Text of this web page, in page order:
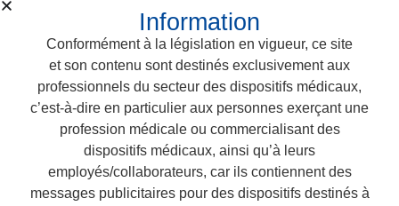
Arkona Laboratorium Farmakologii Stomatologicznej
Nasutów 99 C, 21-025 Niemce
T: +48 887 883 005
E: biuro@arkonadent.com
Information
Conformément à la législation en vigueur, ce site
et son contenu sont destinés exclusivement aux
professionnels du secteur des dispositifs médicaux,
c’est-à-dire en particulier aux personnes exerçant une
profession médicale ou commercialisant des
dispositifs médicaux, ainsi qu’à leurs
employés/collaborateurs, car ils contiennent des
messages publicitaires pour des dispositifs destinés à